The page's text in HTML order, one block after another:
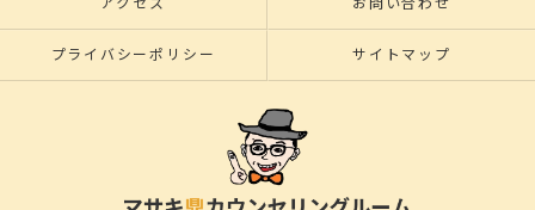
アクセス お問い合わせ
プライバシーポリシー サイトマップ